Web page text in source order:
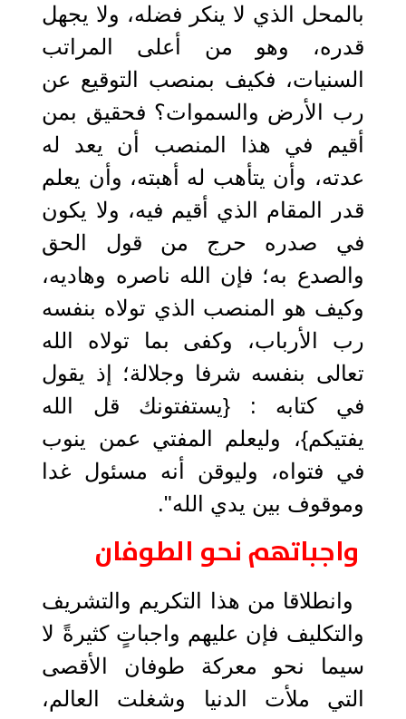
بالمحل الذي لا ينكر فضله، ولا يجهل
قدره، وهو من أعلى المراتب
السنيات، فكيف بمنصب التوقيع عن
رب الأرض والسموات؟ فحقيق بمن
أقيم في هذا المنصب أن يعد له
عدته، وأن يتأهب له أهبته، وأن يعلم
قدر المقام الذي أقيم فيه، ولا يكون
في صدره حرج من قول الحق
والصدع به؛ فإن الله ناصره وهاديه،
وكيف هو المنصب الذي تولاه بنفسه
رب الأرباب، وكفى بما تولاه الله
تعالى بنفسه شرفا وجلالة؛ إذ يقول
في كتابه : {يستفتونك قل الله
يفتيكم}، وليعلم المفتي عمن ينوب
في فتواه، وليوقن أنه مسئول غدا
وموقوف بين يدي الله".
واجباتهم نحو الطوفان
وانطلاقا من هذا التكريم والتشريف
والتكليف فإن عليهم واجباتٍ كثيرةً لا
سيما نحو معركة طوفان الأقصى
التي ملأت الدنيا وشغلت العالم،